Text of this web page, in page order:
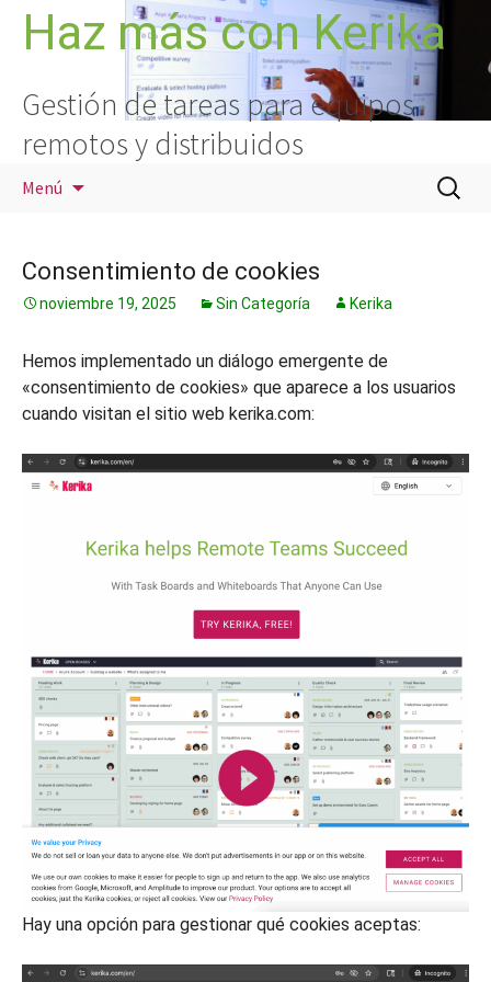
SaltarHaz más con Kerika
Gestión de tareas para equipos
remotos y distribuidos
Menú
Buscar:
Consentimiento de cookies
noviembre 19, 2025 Sin Categoría Kerika
Hemos implementado un diálogo emergente de
«consentimiento de cookies» que aparece a los usuarios
cuando visitan el sitio web kerika.com:
Hay una opción para gestionar qué cookies aceptas: